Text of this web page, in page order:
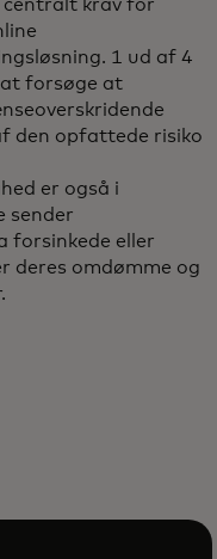
centralt krav for
1 ud af 4
forsøge at
den opfattede risiko
er også i
sender
forsinkede eller
deres omdømme og